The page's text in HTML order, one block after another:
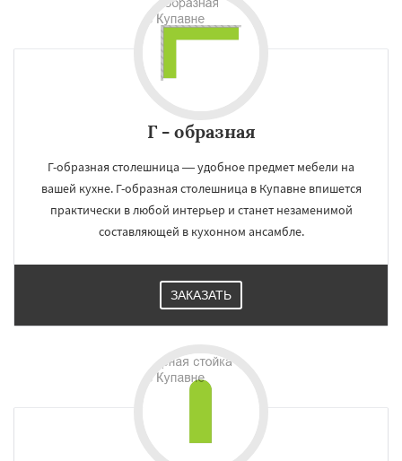
Г - образная
Г-образная столешница — удобное предмет мебели на
вашей кухне. Г-образная столешница в Купавне впишется
практически в любой интерьер и станет незаменимой
составляющей в кухонном ансамбле.
ЗАКАЗАТЬ